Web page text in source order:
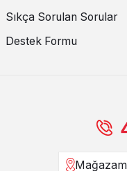
Sıkça Sorulan Sorular
Destek Formu